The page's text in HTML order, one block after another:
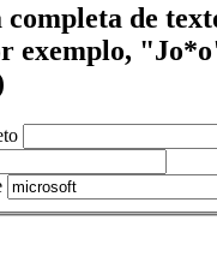
completa de
exemplo,